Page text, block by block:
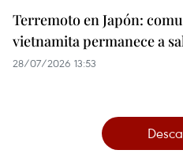
Terremoto en Japón:
vietnamita permanece a
28/07/2026 13:53